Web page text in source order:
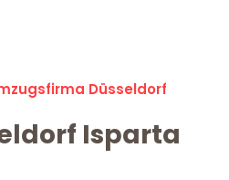
Düsseldorf
Isparta